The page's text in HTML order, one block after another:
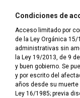
Condiciones de
Acceso limitado por
de la Ley Orgánica
administrativas sin
la Ley 19/2013, de 9
y buen gobierno. Se
y por escrito del
años desde su
Ley 16/1985; previa